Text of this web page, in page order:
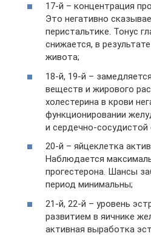
17-й – концентрация
Это негативно
перистальтике. Тонус
снижается, в
живота;
18-й, 19-й –
веществ и жирового
холестерина в крови
функционировании
и сердечно-сосудистой
20-й – яйцеклетка
Наблюдается
прогестерона. Шансы
период минимальны;
21-й, 22-й – уровень
развитием в яичнике
активная выработка